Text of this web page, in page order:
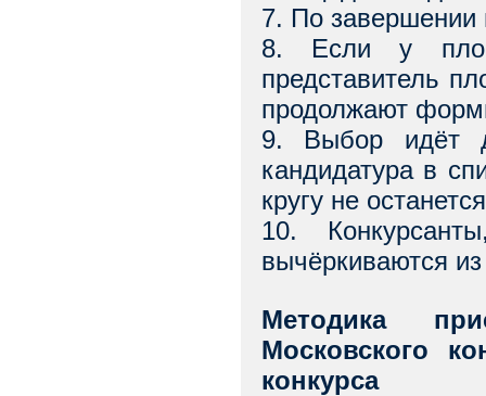
7. По завершении
8. Если у
представитель
продолжают
9. Выбор идёт
кандидатура в
кругу не
10.
вычёркиваются
Методика
Московского
конкурса